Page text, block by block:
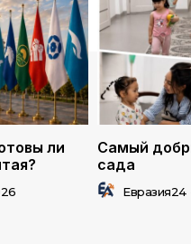
ли
Самый
сада
Евразия24